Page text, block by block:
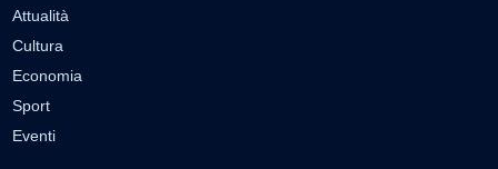
Attualità
Cultura
Economia
Sport
Eventi